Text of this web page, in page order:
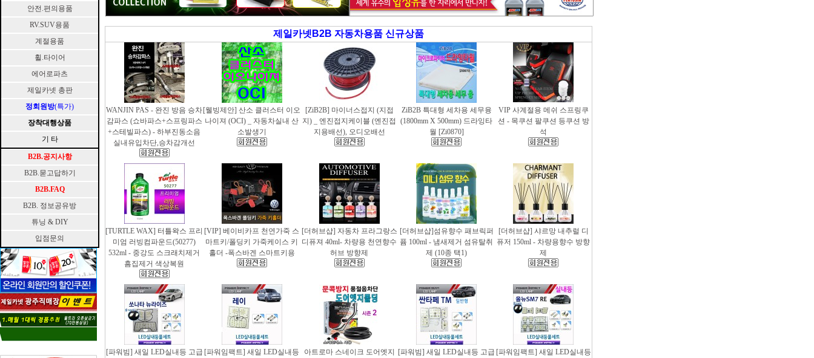
안전.편의용품
RV.SUV용품
계절용품
휠.타이어
에어로파츠
제일카넷 총판
정회원방(특가)
장착대행상품
기 타
B2B.공지사항
B2B.묻고답하기
B2B.FAQ
B2B. 정보공유방
튜닝 & DIY
입점문의
제일카넷B2B 자동차용품 신규상품
WANJIN PAS - 완진 방음 승차
감파스 (쇼바파스+스프링파스
+스테빌파스) - 하부진동소음
실내유입차단,승차감개선
[웰빙제안] 산소 클러스터 이오
나이져 (OCI) _ 자동차실내 산
소발생기
[ZiB2B] 마이너스접지 (지접
지) _ 엔진접지케이블 (엔진접
지용배선), 오디오배선
ZiB2B 특대형 세차용 세무융
(1800mm X 500mm) 드라잉타
월 [Zi0870]
VIP 사계절용 메쉬 스프링쿠
션 - 목쿠션 팔쿠션 등쿠션 방
석
[TURTLE WAX] 터틀왁스 프리
미엄 러빙컴파운드(50277)
532ml - 중강도 스크래치제거
흠집제거 색상복원
[VIP] 베이비카프 천연가죽 스
마트키/폴딩키 가죽케이스 키
홀더 -폭스바겐 스마트키용
[더허브샵] 자동차 프라그랑스
디퓨져 40ml- 차량용 천연향수
허브 방향제
[더허브샵]섬유향수 패브릭퍼
퓸 100ml - 냄새제거 섬유탈취
제 (10종 택1)
[더허브샵] 샤르망 내추럴 디
퓨저 150ml - 차량용향수 방향
제
[파워빔] 새일 LED실내등 고급 [파워임팩트] 새일 LED실내등
아트로마 스네이크 도어엣지
[파워빔] 새일 LED실내등 고급 [파워임팩트] 새일 LED실내등